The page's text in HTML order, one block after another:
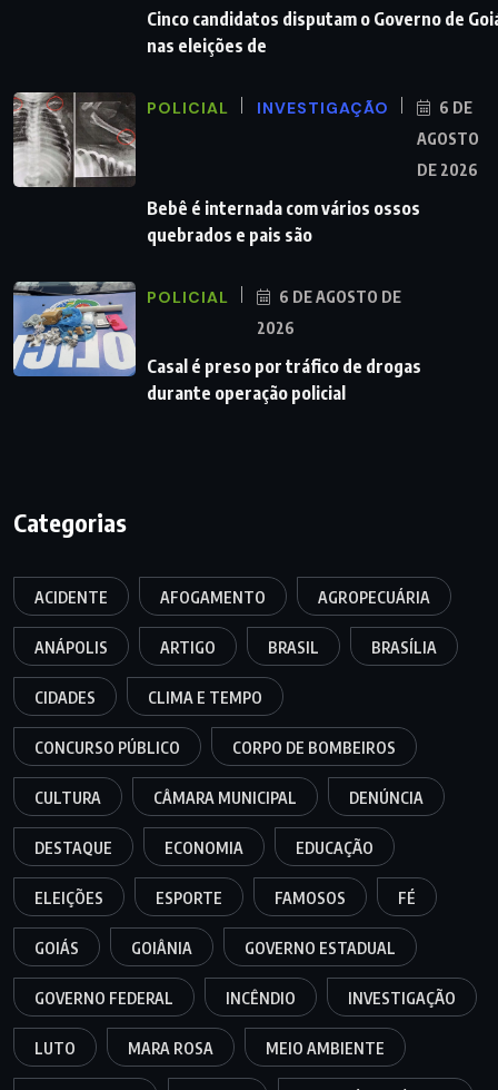
Cinco candidatos disputam o Governo de
nas eleições de
POLICIAL INVESTIGAÇÃO
6 DE
AGOSTO
DE 2026
Bebê é internada com vários ossos
quebrados e pais são
POLICIAL
6 DE AGOSTO DE
2026
Casal é preso por tráfico de drogas
durante operação policial
Categorias
ACIDENTE AFOGAMENTO AGROPECUÁRIA
ANÁPOLIS ARTIGO BRASIL BRASÍLIA
CIDADES CLIMA E TEMPO
CONCURSO PÚBLICO CORPO DE BOMBEIROS
CULTURA CÂMARA MUNICIPAL DENÚNCIA
DESTAQUE ECONOMIA EDUCAÇÃO
ELEIÇÕES ESPORTE FAMOSOS FÉ
GOIÁS GOIÂNIA GOVERNO ESTADUAL
GOVERNO FEDERAL INCÊNDIO INVESTIGAÇÃO
LUTO MARA ROSA MEIO AMBIENTE